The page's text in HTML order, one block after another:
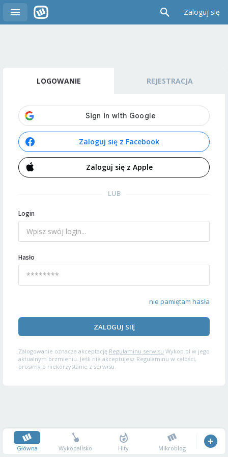
Zaloguj się
LOGOWANIE REJESTRACJA
Zaloguj się z Facebook
Zaloguj się z Apple
LUB
Login
Hasło
nie pamiętam hasła
ZALOGUJ SIĘ
Zalogowanie oznacza akceptację Regulaminu serwisu Wykop.pl w jego
aktualnym brzmieniu. Jeśli nie akceptujesz Regulaminu w całości,
prosimy o niekorzystanie z serwisu.
Główna Wykopalisko Hity Mikroblog